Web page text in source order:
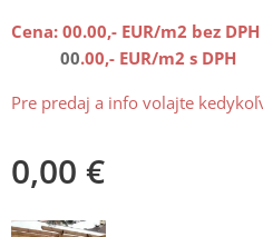
Cena: 00.00,- EUR/m2 bez DPH
00.00,- EUR/m2 s DPH
Pre predaj a info volajte
0,00 €